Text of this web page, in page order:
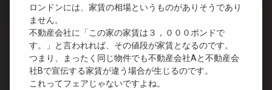
ロンドンには、家賃の相場というものがありそうであり
ません。
不動産会社に「この家の家賃は３，０００ポンドで
す。」と言われれば、その値段が家賃となるのです。
つまり、まったく同じ物件でも不動産会社Aと不動産会
社Bで宣伝する家賃が違う場合が生じるのです。
これってフェアじゃないですよね。